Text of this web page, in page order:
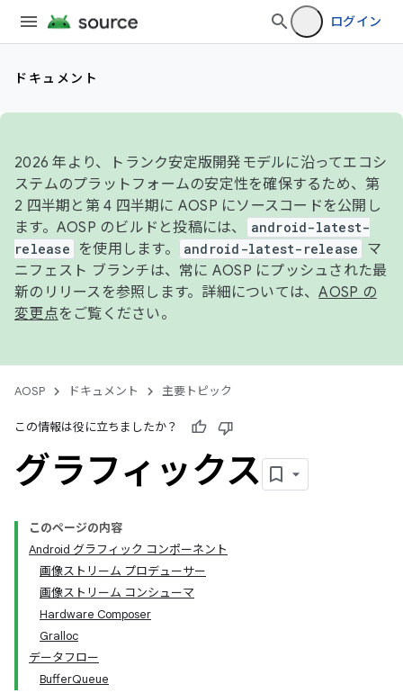
ログイン
ドキュメント
2026 年より、トランク安定版開発モデルに沿ってエコシ
ステムのプラットフォームの安定性を確保するため、第
2 四半期と第 4 四半期に AOSP にソースコードを公開し
ます。AOSP のビルドと投稿には、
android-latest-
release
を使用します。 android-latest-release
マ
ニフェスト ブランチは、常に AOSP にプッシュされた最
新のリリースを参照します。詳細については、AOSP の
変更点をご覧ください。
AOSP ドキュメント 主要トピック
この情報は役に立ちましたか？
グラフィックス
このページの内容
Android グラフィック コンポーネント
画像ストリーム プロデューサー
画像ストリーム コンシューマ
Hardware Composer
Gralloc
データフロー
BufferQueue